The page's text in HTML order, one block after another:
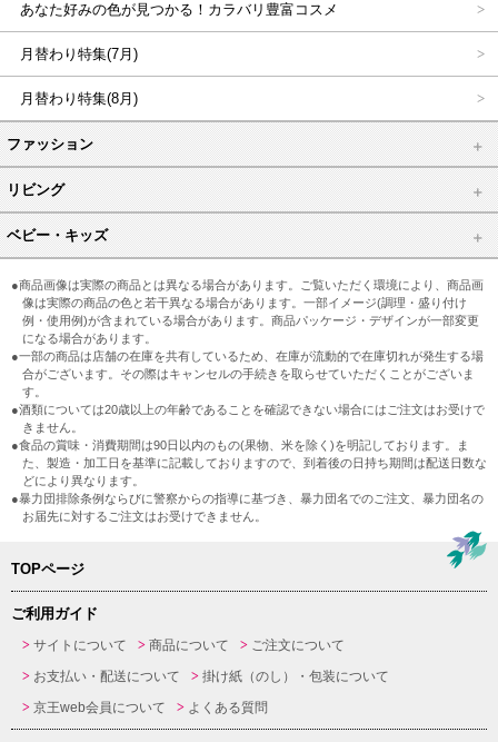
あなた好みの色が見つかる！カラバリ豊富コスメ
月替わり特集(7月)
月替わり特集(8月)
ファッション
リビング
ベビー・キッズ
●商品画像は実際の商品とは異なる場合があります。ご覧いただく環境により、商品画
像は実際の商品の色と若干異なる場合があります。一部イメージ(調理・盛り付け
例・使用例)が含まれている場合があります。商品パッケージ・デザインが一部変更
になる場合があります。
●一部の商品は店舗の在庫を共有しているため、在庫が流動的で在庫切れが発生する場
合がございます。その際はキャンセルの手続きを取らせていただくことがございま
す。
●酒類については20歳以上の年齢であることを確認できない場合にはご注文はお受けで
きません。
●食品の賞味・消費期間は90日以内のもの(果物、米を除く)を明記しております。ま
た、製造・加工日を基準に記載しておりますので、到着後の日持ち期間は配送日数な
どにより異なります。
●暴力団排除条例ならびに警察からの指導に基づき、暴力団名でのご注文、暴力団名の
お届先に対するご注文はお受けできません。
TOPページ
ご利用ガイド
サイトについて 商品について
ご注文について
お支払い・配送について
掛け紙（のし）・包装について
京王web会員について
よくある質問